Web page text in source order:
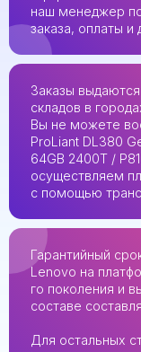
наш менеджер
заказа, оплаты и
Заказы
складов в
Вы не можете
ProLiant DL380
64GB 2400T /
осуществляем
с помощью
Гарантийный
Lenovo на
го поколения и
составе
Для остальных